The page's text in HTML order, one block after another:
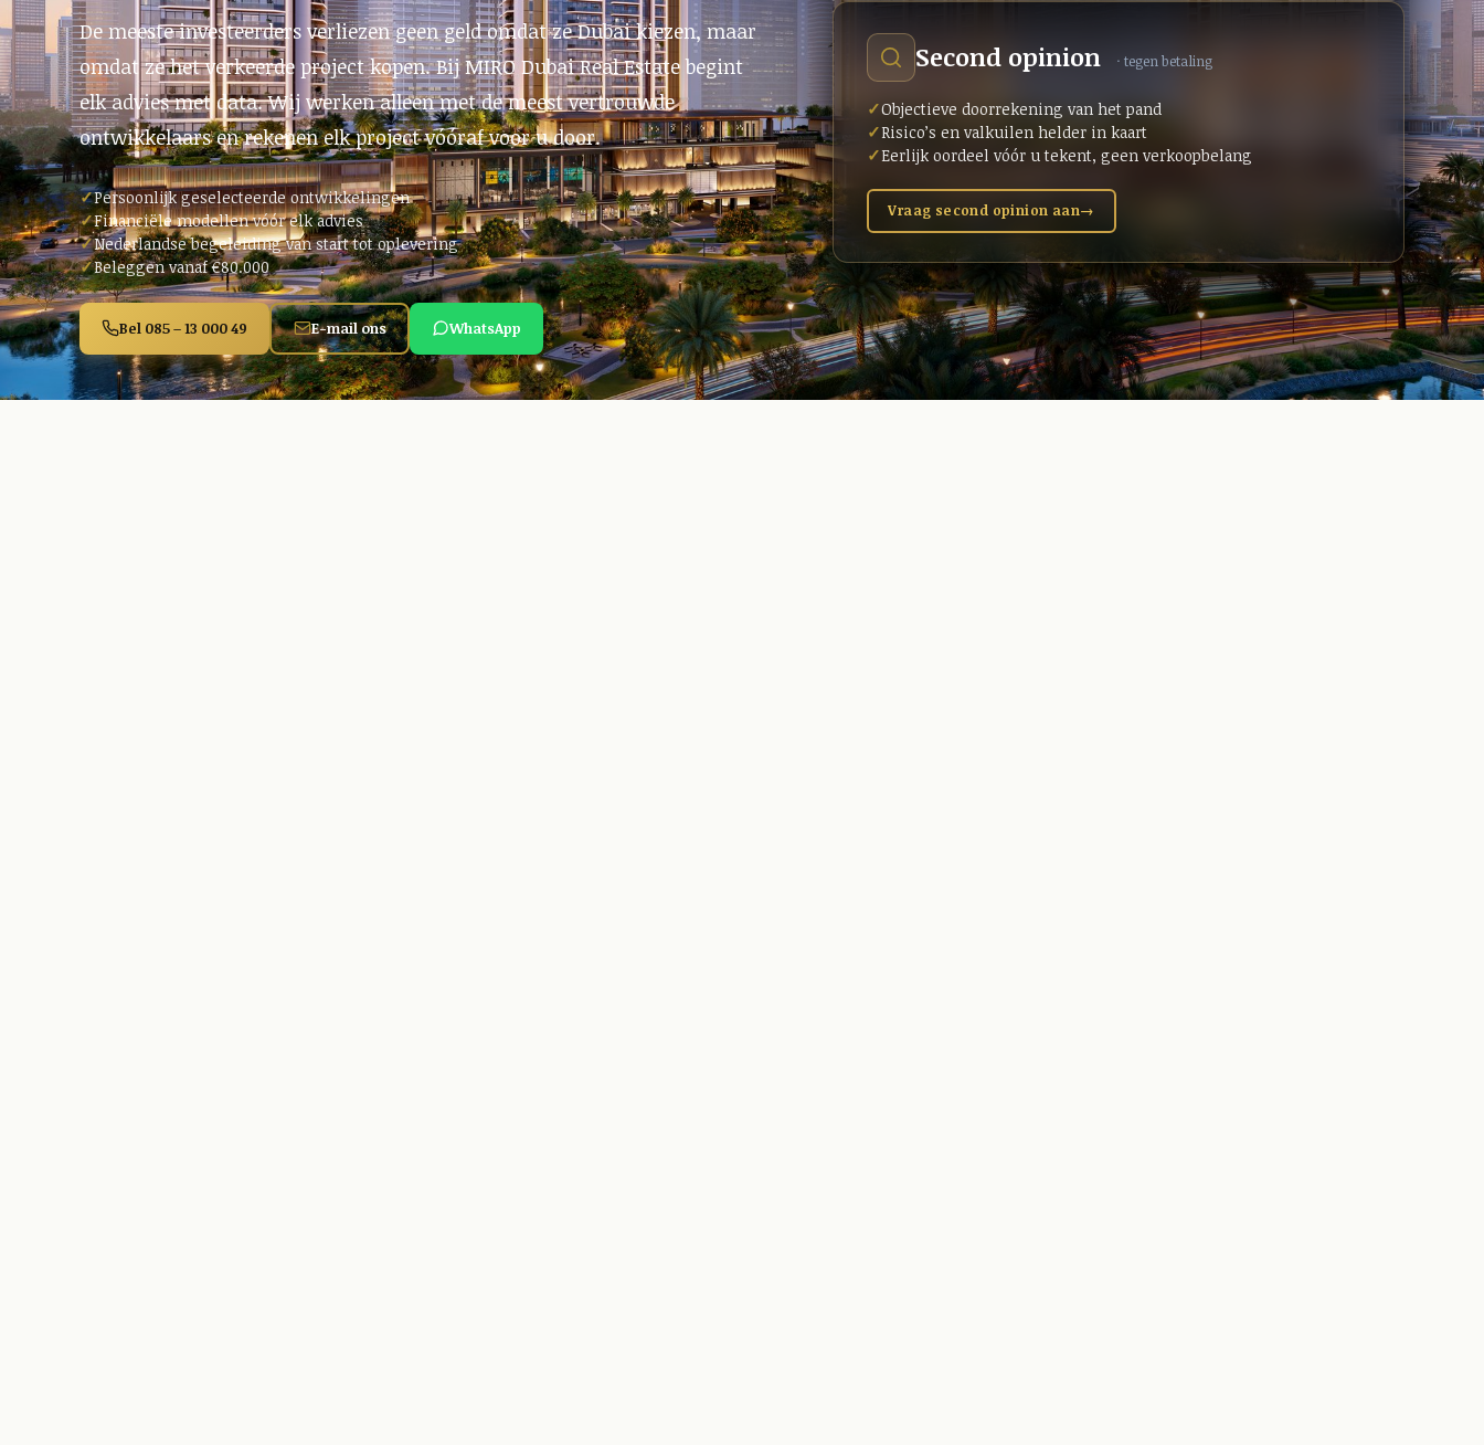
De meeste investeerders verliezen geen geld omdat ze Dubai kiezen, maar
omdat ze het verkeerde project kopen. Bij MIRO Dubai Real Estate begint
elk advies met data. Wij werken alleen met de meest vertrouwde
ontwikkelaars en rekenen elk project vóóraf voor u door.
Persoonlijk geselecteerde ontwikkelingen
Financiële modellen vóór elk advies
Nederlandse begeleiding van start tot oplevering
Beleggen vanaf €80.000
Bel 085 – 13 000 49 E-mail ons WhatsApp
Second opinion · tegen betaling
Objectieve doorrekening van het pand
Risico’s en valkuilen helder in kaart
Eerlijk oordeel vóór u tekent, geen verkoopbelang
Vraag second opinion aan→